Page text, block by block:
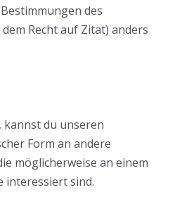
des
Recht auf Zitat) anders
kannst du unseren
Form an andere
möglicherweise an einem
interessiert sind.